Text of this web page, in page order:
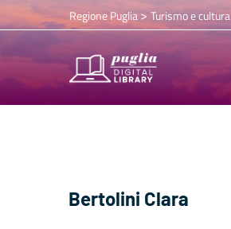
Regione Puglia> Turismo e cultura
Bertolini Clara